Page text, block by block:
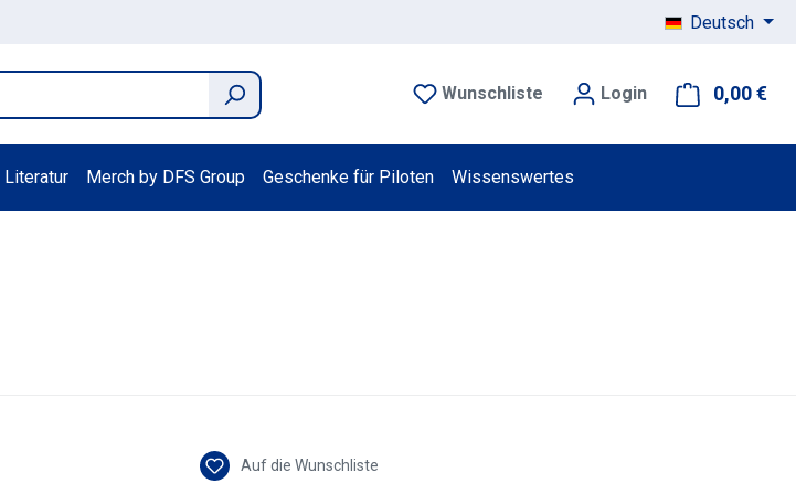
Deutsch
Wunschliste Login 0,00 €
Literatur Merch by DFS Group Geschenke für Piloten Wissenswertes
Auf die Wunschliste